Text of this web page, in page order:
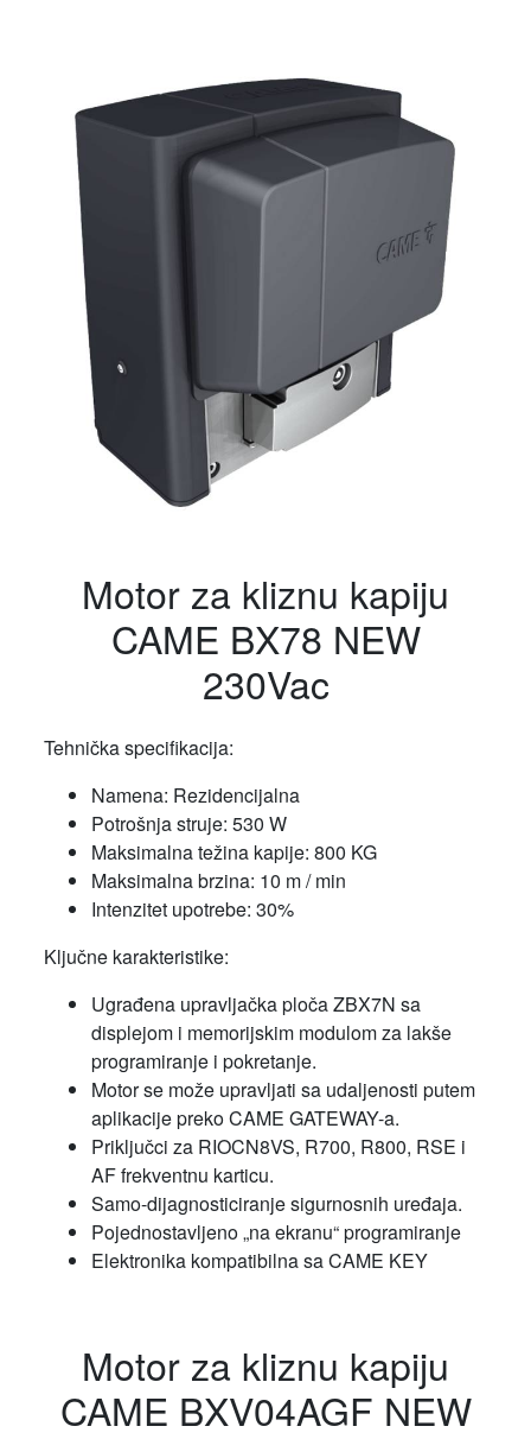
Motor za kliznu kapiju
CAME BX78 NEW
230Vac
Tehnička specifikacija:
Namena: Rezidencijalna
Potrošnja struje: 530 W
Maksimalna težina kapije: 800 KG
Maksimalna brzina: 10 m / min
Intenzitet upotrebe: 30%
Ključne karakteristike:
Ugrađena upravljačka ploča ZBX7N sa
displejom i memorijskim modulom za lakše
programiranje i pokretanje.
Motor se može upravljati sa udaljenosti putem
aplikacije preko CAME GATEWAY-a.
Priključci za RIOCN8VS, R700, R800, RSE i
AF frekventnu karticu.
Samo-dijagnosticiranje sigurnosnih uređaja.
Pojednostavljeno „na ekranu“ programiranje
Elektronika kompatibilna sa CAME KEY
Motor za kliznu kapiju
CAME BXV04AGF NEW